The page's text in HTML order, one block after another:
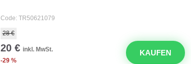
Code: TR50621079
28 €
20 € inkl. MwSt.
-29 %
KAUFEN